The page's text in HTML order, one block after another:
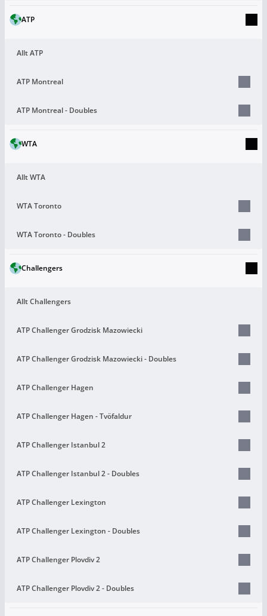
ATP
Allt ATP
ATP Montreal
ATP Montreal - Doubles
WTA
Allt WTA
WTA Toronto
WTA Toronto - Doubles
Challengers
Allt Challengers
ATP Challenger Grodzisk Mazowiecki
ATP Challenger Grodzisk Mazowiecki - Doubles
ATP Challenger Hagen
ATP Challenger Hagen - Tvöfaldur
ATP Challenger Istanbul 2
ATP Challenger Istanbul 2 - Doubles
ATP Challenger Lexington
ATP Challenger Lexington - Doubles
ATP Challenger Plovdiv 2
ATP Challenger Plovdiv 2 - Doubles